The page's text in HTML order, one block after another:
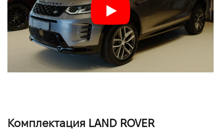
Комплектация LAND ROVER